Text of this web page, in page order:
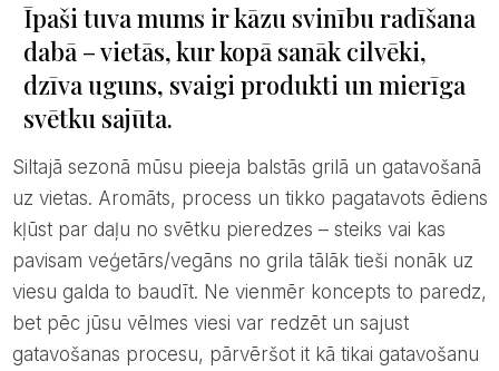
Īpaši tuva mums ir kāzu svinību radīšana
dabā – vietās, kur kopā sanāk cilvēki,
dzīva uguns, svaigi produkti un mierīga
svētku sajūta.
Siltajā sezonā mūsu pieeja balstās grilā un gatavošanā
uz vietas. Aromāts, process un tikko pagatavots ēdiens
kļūst par daļu no svētku pieredzes – steiks vai kas
pavisam veģetārs/vegāns no grila tālāk tieši nonāk uz
viesu galda to baudīt. Ne vienmēr koncepts to paredz,
bet pēc jūsu vēlmes viesi var redzēt un sajust
gatavošanas procesu, pārvēršot it kā tikai gatavošanu